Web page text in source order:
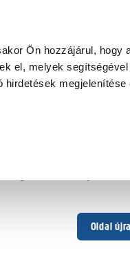
Ön hozzájárul,
el, melyek
Oldal